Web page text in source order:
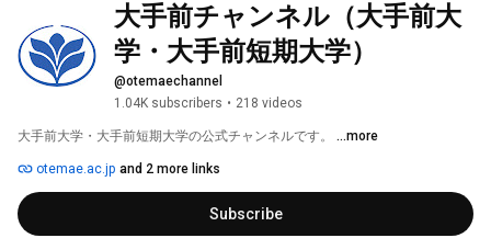
大手前チャンネル（大手前大
学・大手前短期大学）
@otemaechannel
1.04K subscribers • 218 videos
大手前大学・大手前短期大学の公式チャンネルです。 ...more
otemae.ac.jp and 2 more links
Subscribe